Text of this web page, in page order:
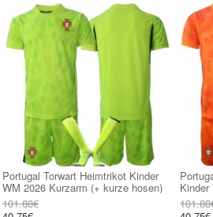
Portugal Torwart Heimtrikot Kinder
WM 2026 Kurzarm (+ kurze hosen)
101.88€
hosen)